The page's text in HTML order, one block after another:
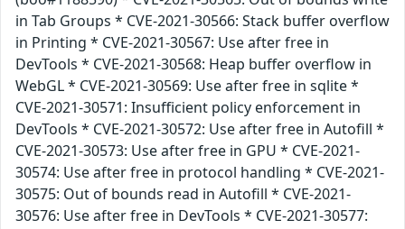
in Tab Groups * CVE-2021-30566: Stack buffer overflow
in Printing * CVE-2021-30567: Use after free in
DevTools * CVE-2021-30568: Heap buffer overflow in
WebGL * CVE-2021-30569: Use after free in sqlite *
CVE-2021-30571: Insufficient policy enforcement in
DevTools * CVE-2021-30572: Use after free in Autofill *
CVE-2021-30573: Use after free in GPU * CVE-2021-
30574: Use after free in protocol handling * CVE-2021-
30575: Out of bounds read in Autofill * CVE-2021-
30576: Use after free in DevTools * CVE-2021-30577: